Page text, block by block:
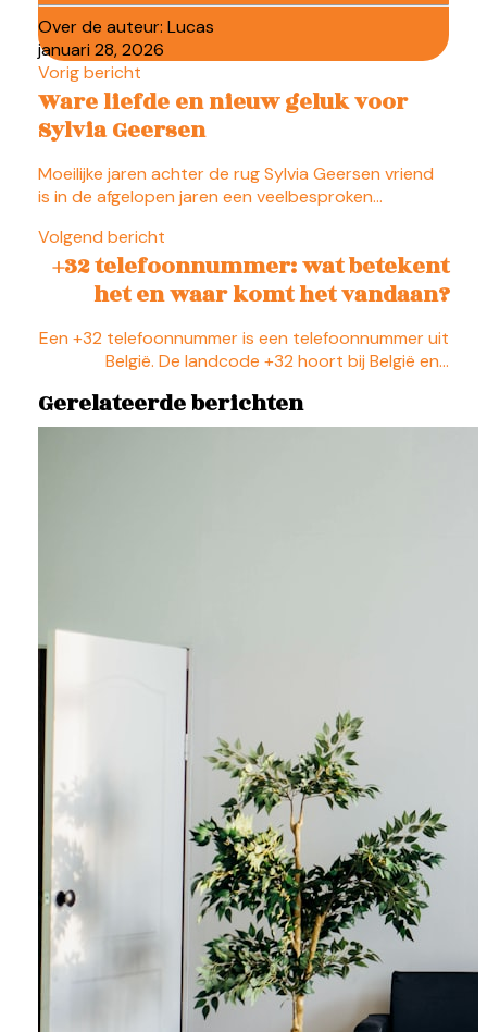
Over de auteur: Lucas
januari 28, 2026
Vorig bericht
Ware liefde en nieuw geluk voor
Sylvia Geersen
Moeilijke jaren achter de rug Sylvia Geersen vriend
is in de afgelopen jaren een veelbesproken…
Volgend bericht
+32 telefoonnummer: wat betekent
het en waar komt het vandaan?
Een +32 telefoonnummer is een telefoonnummer uit
België. De landcode +32 hoort bij België en…
Gerelateerde berichten